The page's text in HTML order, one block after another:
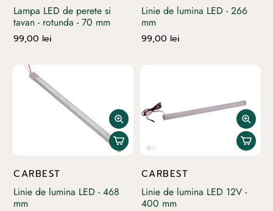
Lampa LED de perete si
tavan - rotunda - 70 mm
99,00 lei
Linie de lumina LED - 266
mm
99,00 lei
CARBEST
Linie de lumina LED - 468
mm
CARBEST
Linie de lumina LED 12V -
400 mm